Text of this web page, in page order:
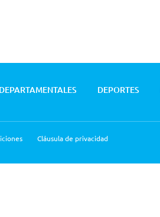
DEPARTAMENTALES DEPORTES
Cláusula de privacidad